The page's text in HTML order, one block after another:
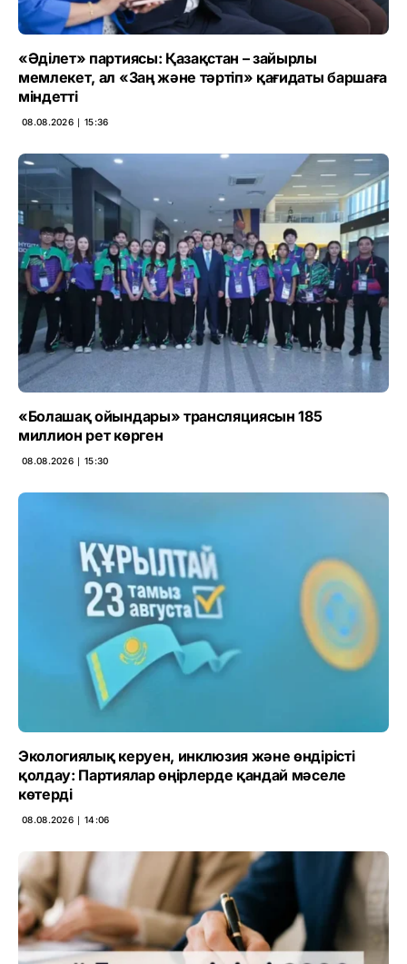
«Әділет» партиясы: Қазақстан – зайырлы
мемлекет, ал «Заң және тәртіп» қағидаты баршаға
міндетті
08.08.2026 ∣ 15:36
«Болашақ ойындары» трансляциясын 185
миллион рет көрген
08.08.2026 ∣ 15:30
Экологиялық керуен, инклюзия және өндірісті
қолдау: Партиялар өңірлерде қандай мәселе
көтерді
08.08.2026 ∣ 14:06